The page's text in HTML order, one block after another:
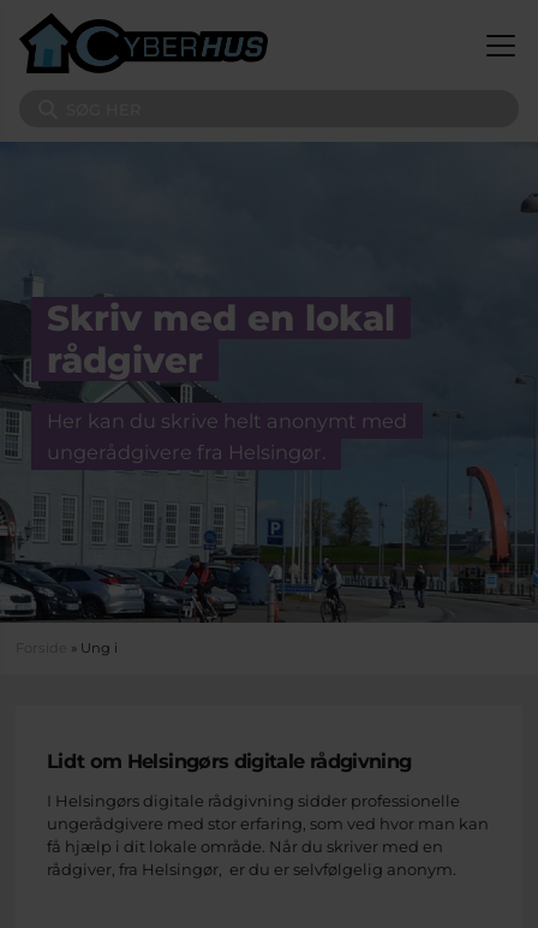
Skriv med en lokal
rådgiver
Her kan du skrive helt anonymt med
ungerådgivere fra Helsingør.
Du er her
» Ung i
Lidt om Helsingørs digitale rådgivning
I Helsingørs digitale rådgivning sidder professionelle
ungerådgivere med stor erfaring, som ved hvor man kan
få hjælp i dit lokale område. Når du skriver med en
rådgiver, fra Helsingør, er du er selvfølgelig anonym.